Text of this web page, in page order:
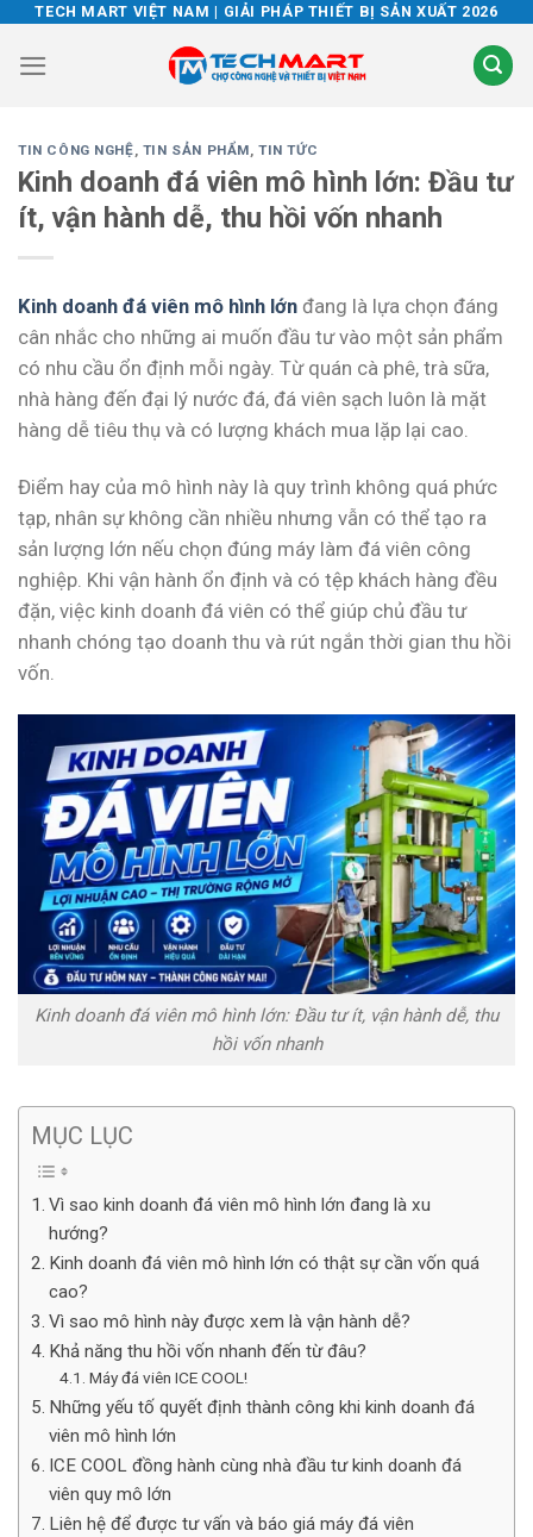
Skip
content
TECH MART VIỆT NAM | GIẢI PHÁP THIẾT BỊ SẢN XUẤT 2026
TIN CÔNG NGHỆ, TIN SẢN PHẨM,TIN TỨC
Kinh doanh đá viên mô hình lớn: Đầu tư
ít, vận hành dễ, thu hồi vốn nhanh
Kinh doanh đá viên mô hình lớn đang là lựa chọn đáng
cân nhắc cho những ai muốn đầu tư vào một sản phẩm
có nhu cầu ổn định mỗi ngày. Từ quán cà phê, trà sữa,
nhà hàng đến đại lý nước đá, đá viên sạch luôn là mặt
hàng dễ tiêu thụ và có lượng khách mua lặp lại cao.
Điểm hay của mô hình này là quy trình không quá phức
tạp, nhân sự không cần nhiều nhưng vẫn có thể tạo ra
sản lượng lớn nếu chọn đúng máy làm đá viên công
nghiệp. Khi vận hành ổn định và có tệp khách hàng đều
đặn, việc kinh doanh đá viên có thể giúp chủ đầu tư
nhanh chóng tạo doanh thu và rút ngắn thời gian thu hồi
vốn.
Kinh doanh đá viên mô hình lớn: Đầu tư ít, vận hành dễ, thu
hồi vốn nhanh
MỤC LỤC
Vì sao kinh doanh đá viên mô hình lớn đang là xu
hướng?
Kinh doanh đá viên mô hình lớn có thật sự cần vốn quá
cao?
Vì sao mô hình này được xem là vận hành dễ?
Khả năng thu hồi vốn nhanh đến từ đâu?
Máy đá viên ICE COOL!
Những yếu tố quyết định thành công khi kinh doanh đá
viên mô hình lớn
ICE COOL đồng hành cùng nhà đầu tư kinh doanh đá
viên quy mô lớn
Liên hệ để được tư vấn và báo giá máy đá viên